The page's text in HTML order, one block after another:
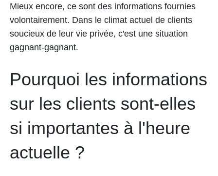
Mieux encore, ce sont des informations fournies
volontairement. Dans le climat actuel de clients
soucieux de leur vie privée, c'est une situation
gagnant-gagnant.
Pourquoi les informations
sur les clients sont-elles
si importantes à l'heure
actuelle ?